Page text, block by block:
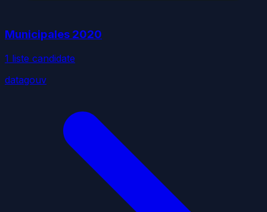
Municipales 2020
1 liste candidate
datagouv